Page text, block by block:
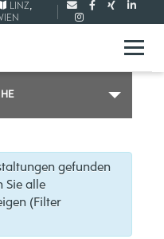
LINZ,
gefunden
Sie alle
(Filter